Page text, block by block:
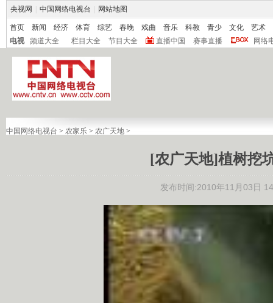
央视网 中国网络电视台 网站地图
首页 新闻 经济 体育 综艺 春晚 戏曲 音乐 科教 青少 文化
艺术
电视
频道大全 栏目大全 节目大全 直播中国 赛事直播 网络
中国网络电视台 > 农家乐 > 农广天地 >
[农广天地]植树挖
发布时间:2010年11月03日